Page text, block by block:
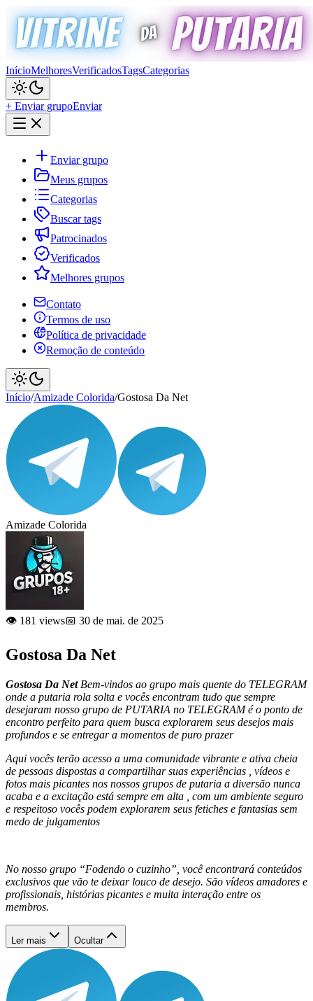
InícioMelhoresVerificadosTagsCategorias
+ Enviar grupoEnviar
Enviar grupo
Meus grupos
Categorias
Buscar tags
Patrocinados
Verificados
Melhores grupos
Contato
Termos de uso
Política de privacidade
Remoção de conteúdo
Início/Amizade Colorida/Gostosa Da Net
Amizade Colorida
👁️ 181 views📅 30 de mai. de 2025
Gostosa Da Net
Gostosa Da Net Bem-vindos ao grupo mais quente do TELEGRAM
onde a putaria rola solta e vocês encontram tudo que sempre
desejaram nosso grupo de PUTARIA no TELEGRAM é o ponto de
encontro perfeito para quem busca explorarem seus desejos mais
profundos e se entregar a momentos de puro prazer
Aqui vocês terão acesso a uma comunidade vibrante e ativa cheia
de pessoas dispostas a compartilhar suas experiências , vídeos e
fotos mais picantes nos nossos grupos de putaria a diversão nunca
acaba e a excitação está sempre em alta , com um ambiente seguro
e respeitoso vocês podem explorarem seus fetiches e fantasias sem
medo de julgamentos
No nosso grupo “Fodendo o cuzinho”, você encontrará conteúdos
exclusivos que vão te deixar louco de desejo. São vídeos amadores e
profissionais, histórias picantes e muita interação entre os
membros.
Ler mais Ocultar